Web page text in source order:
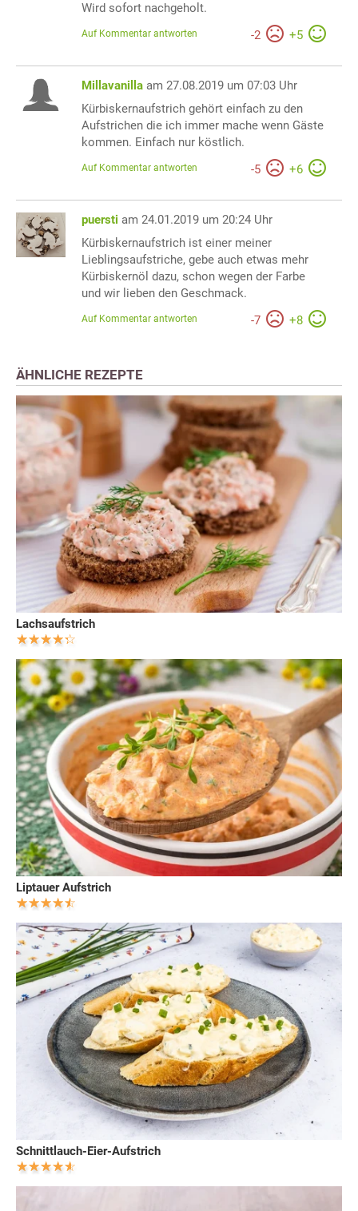
Wird sofort nachgeholt.
-2 +5
Auf Kommentar antworten
Millavanilla am 27.08.2019 um 07:03 Uhr
Kürbiskernaufstrich gehört einfach zu den
Aufstrichen die ich immer mache wenn Gäste
kommen. Einfach nur köstlich.
-5 +6
Auf Kommentar antworten
puersti am 24.01.2019 um 20:24 Uhr
Kürbiskernaufstrich ist einer meiner
Lieblingsaufstriche, gebe auch etwas mehr
Kürbiskernöl dazu, schon wegen der Farbe
und wir lieben den Geschmack.
-7 +8
Auf Kommentar antworten
ÄHNLICHE REZEPTE
Lachsaufstrich
Liptauer Aufstrich
Schnittlauch-Eier-Aufstrich